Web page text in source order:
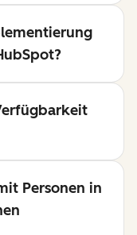
Personen in